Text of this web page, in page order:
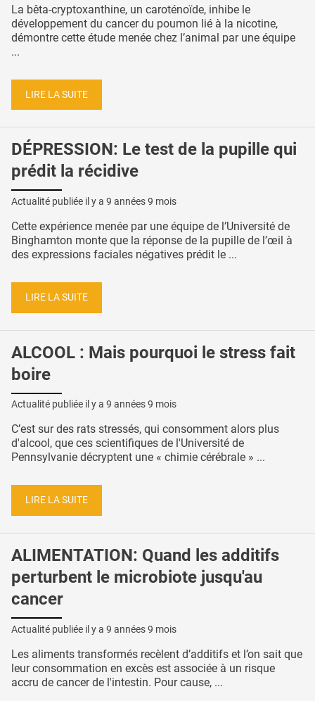
La bêta-cryptoxanthine, un caroténoïde, inhibe le
développement du cancer du poumon lié à la nicotine,
démontre cette étude menée chez l’animal par une équipe
...
LIRE LA SUITE
DÉPRESSION: Le test de la pupille qui
prédit la récidive
Actualité publiée il y a 9 années 9 mois
Cette expérience menée par une équipe de l’Université de
Binghamton monte que la réponse de la pupille de l’œil à
des expressions faciales négatives prédit le ...
LIRE LA SUITE
ALCOOL : Mais pourquoi le stress fait
boire
Actualité publiée il y a 9 années 9 mois
C’est sur des rats stressés, qui consomment alors plus
d'alcool, que ces scientifiques de l'Université de
Pennsylvanie décryptent une « chimie cérébrale » ...
LIRE LA SUITE
ALIMENTATION: Quand les additifs
perturbent le microbiote jusqu'au
cancer
Actualité publiée il y a 9 années 9 mois
Les aliments transformés recèlent d’additifs et l’on sait que
leur consommation en excès est associée à un risque
accru de cancer de l'intestin. Pour cause, ...